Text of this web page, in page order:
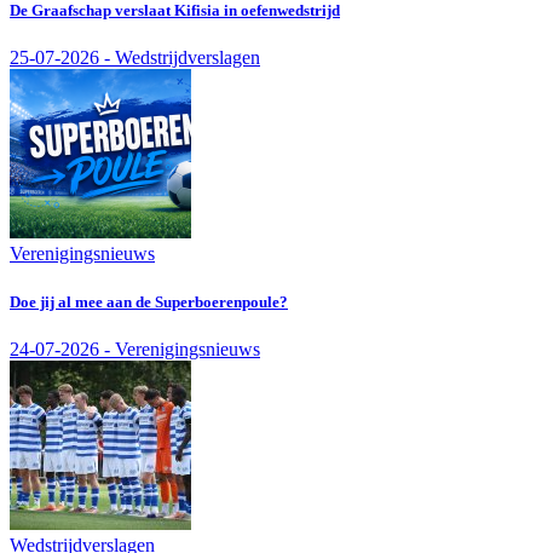
De Graafschap verslaat Kifisia in oefenwedstrijd
25-07-2026 - Wedstrijdverslagen
Verenigingsnieuws
Doe jij al mee aan de Superboerenpoule?
24-07-2026 - Verenigingsnieuws
Wedstrijdverslagen